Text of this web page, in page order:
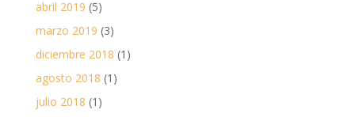
abril 2019 (5)
marzo 2019 (3)
diciembre 2018 (1)
agosto 2018 (1)
julio 2018 (1)